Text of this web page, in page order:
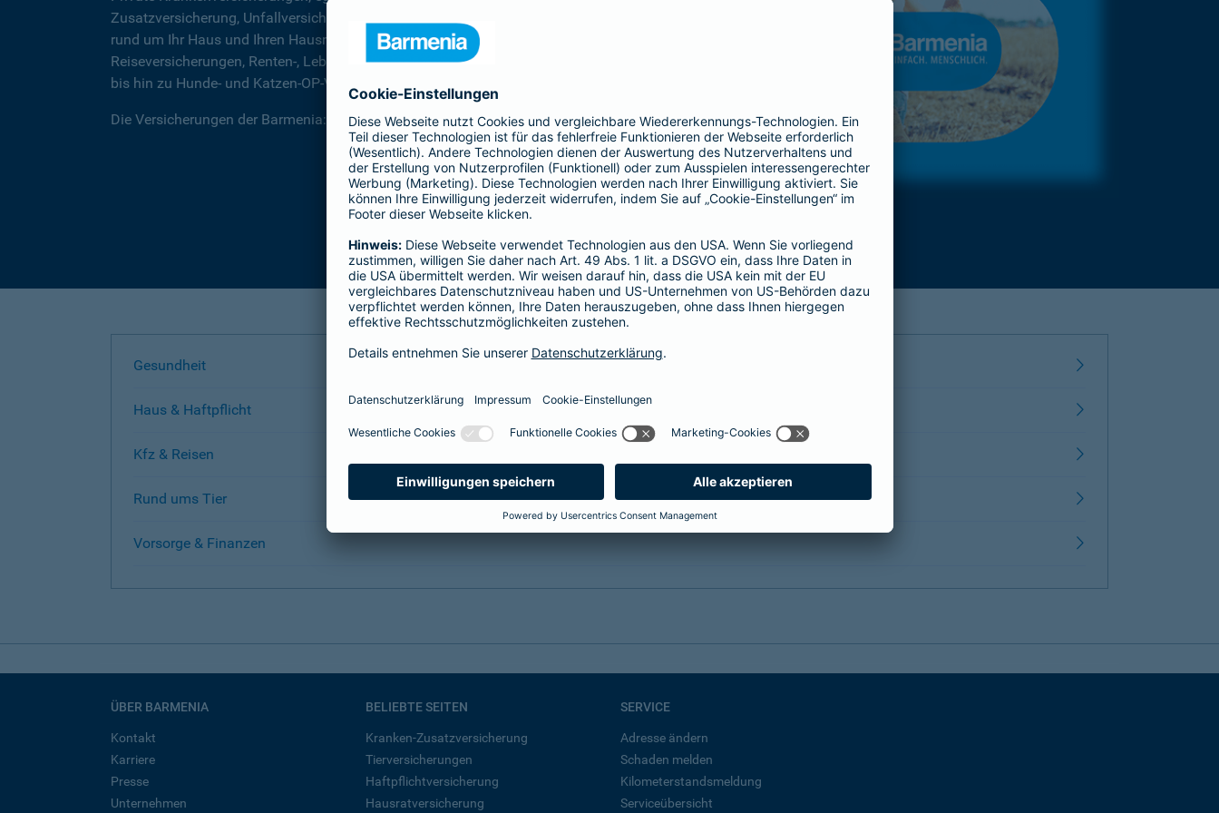
Zusatzversicherung, Unfallversicherungen für Kinder und Erwachsene, Schutz
rund um Ihr Haus und Ihren Hausrat, über Rechtsschutzversicherung, Kfz- und
Reiseversicherungen, Renten-, Lebens- und Berufsunfähigkeitsversicherung
bis hin zu Hunde- und Katzen-OP-Versicherungen.
Die Versicherungen der Barmenia: Wir helfen Ihnen in jeder Lebenslage
Gesundheit
Haus & Haftpflicht
Kfz & Reisen
Rund ums Tier
Vorsorge & Finanzen
ÜBER BARMENIA
Kontakt
Karriere
Presse
Unternehmen
BELIEBTE SEITEN
Kranken-Zusatzversicherung
Tierversicherungen
Haftpflichtversicherung
Hausratversicherung
SERVICE
Adresse ändern
Schaden melden
Kilometerstandsmeldung
Serviceübersicht